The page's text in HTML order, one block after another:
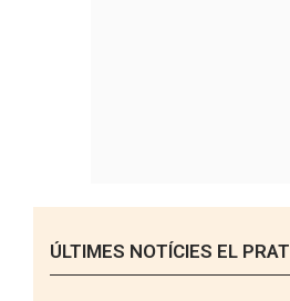
ÚLTIMES NOTÍCIES EL PRAT